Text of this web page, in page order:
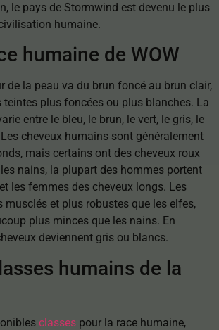
le pays de Stormwind est devenu le plus
humaine.
humaine de WOW
de la peau va du brun foncé au brun clair,
teintes plus foncées ou plus blanches. La
entre le bleu, le brun, le vert, le gris, le
cheveux humains sont généralement
mais certains ont des cheveux roux
nains, la plupart des hommes portent
les femmes des cheveux longs. Les
musclés et plus robustes que les elfes,
plus minces que les nains. En
deviennent gris ou blancs.
humains de la
classes pour la race humaine,